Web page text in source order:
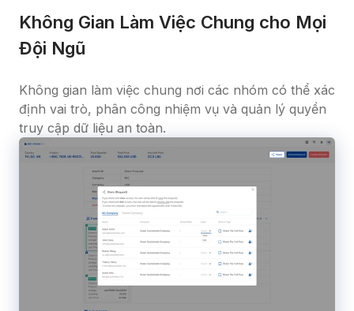
Không Gian Làm Việc Chung cho Mọi
Đội Ngũ
Không gian làm việc chung nơi các nhóm có thể xác
định vai trò, phân công nhiệm vụ và quản lý quyền
truy cập dữ liệu an toàn.